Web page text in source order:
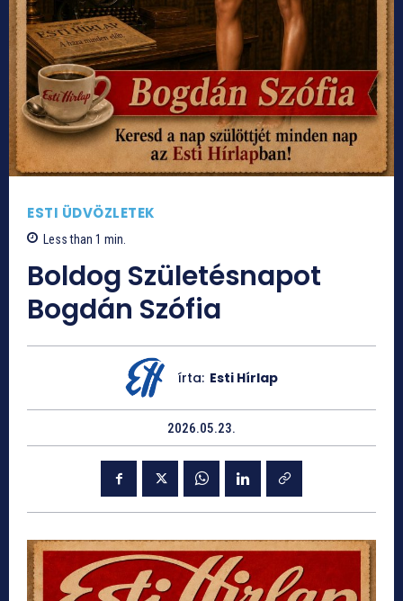
ESTI ÜDVÖZLETEK
Less than 1 min.
Boldog Születésnapot
Bogdán Szófia
írta: Esti Hírlap
2026.05.23.